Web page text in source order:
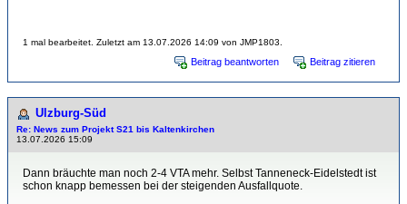
1 mal bearbeitet. Zuletzt am 13.07.2026 14:09 von JMP1803.
Beitrag beantworten Beitrag zitieren
Ulzburg-Süd
Re: News zum Projekt S21 bis Kaltenkirchen
13.07.2026 15:09
Dann bräuchte man noch 2-4 VTA mehr. Selbst Tanneneck-Eidelstedt ist
schon knapp bemessen bei der steigenden Ausfallquote.